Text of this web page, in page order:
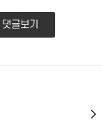
댓글보기